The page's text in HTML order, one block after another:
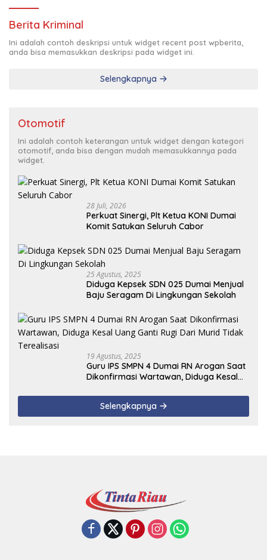
Berita Kriminal
Ini adalah contoh deskripsi untuk widget recent post wpberita,
anda bisa memasukkan deskripsi pada widget ini.
Selengkapnya
Otomotif
Ini adalah contoh keterangan untuk widget dengan kategori
otomotif, anda bisa dengan mudah memasukkannya pada
widget.
28 Juli, 2026
Perkuat Sinergi, Plt Ketua KONI Dumai
Komit Satukan Seluruh Cabor
25 Agustus, 2025
Diduga Kepsek SDN 025 Dumai Menjual
Baju Seragam Di Lingkungan Sekolah
19 Agustus, 2025
Guru IPS SMPN 4 Dumai RN Arogan Saat
Dikonfirmasi Wartawan, Diduga Kesal
Terealisasi
Selengkapnya